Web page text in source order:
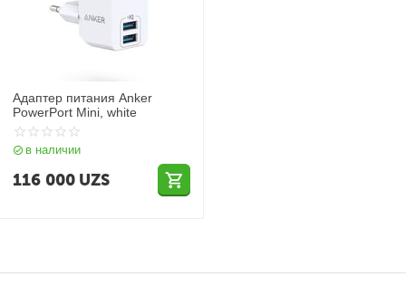
Адаптер питания Anker
PowerPort Mini, white
в наличии
116 000 UZS